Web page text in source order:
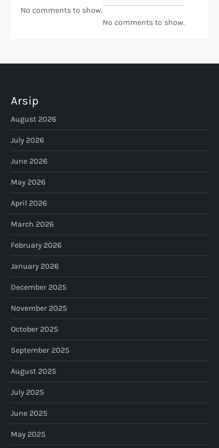
No comments to show.
No comments to show.
Arsip
August 2026
July 2026
June 2026
May 2026
April 2026
March 2026
February 2026
January 2026
December 2025
November 2025
October 2025
September 2025
August 2025
July 2025
June 2025
May 2025